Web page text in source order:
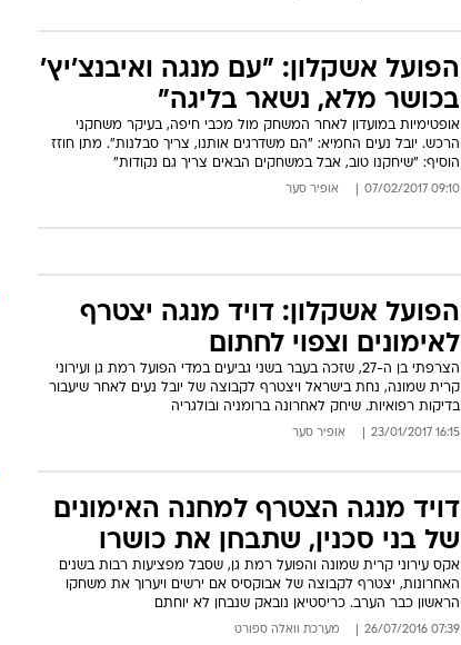
הפועל אשקלון: "עם מנגה ואיבנצ'יץ'
בכושר מלא, נשאר בליגה"
אופטימיות במועדון לאחר המשחק מול מכבי חיפה, בעיקר משחקני
הרכש. יובל נעים החמיא: "הם משדרגים אותנו, צריך סבלנות". מתן חוזז
הוסיף: "שיחקנו טוב, אבל במשחקים הבאים צריך גם נקודות"
09:10 07/02/2017 אופיר סער
הפועל אשקלון: דויד מנגה יצטרף
לאימונים וצפוי לחתום
הצרפתי בן ה-27, שזכה בעבר בשני גביעים במדי הפועל רמת גן ועירוני
קרית שמונה, נחת בישראל ויצטרף לקבוצה של יובל נעים לאחר שיעבור
בדיקות רפואיות. שיחק לאחרונה ברומניה ובולגריה
16:15 23/01/2017 אופיר סער
דויד מנגה הצטרף למחנה האימונים
של בני סכנין, שתבחן את כושרו
אקס עירוני קרית שמונה והפועל רמת גן, שסבל מפציעות רבות בשנים
האחרונות, יצטרף לקבוצה של אבוקסיס אם ירשים ויערוך את משחקו
הראשון כבר הערב. כריסטיאן נובאק שנבחן לא יוחתם
07:39 26/07/2016 מערכת וואלה ספורט